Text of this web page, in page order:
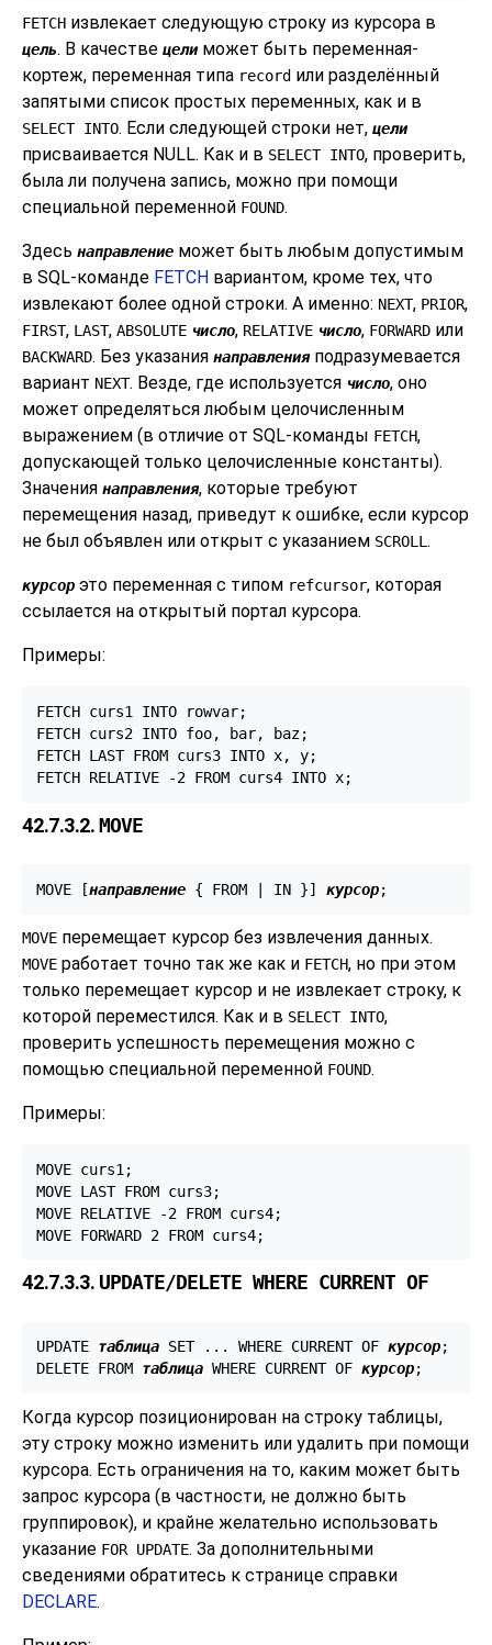
FETCH извлекает следующую строку из курсора в
цель. В качестве цели может быть переменная-
кортеж, переменная типа record или разделённый
запятыми список простых переменных, как и в
SELECT INTO. Если следующей строки нет, цели
присваивается NULL. Как и в SELECT INTO, проверить,
была ли получена запись, можно при помощи
специальной переменной FOUND.
Здесь направление может быть любым допустимым
в SQL-команде FETCH вариантом, кроме тех, что
извлекают более одной строки. А именно: NEXT, PRIOR,
FIRST, LAST, ABSOLUTE число, RELATIVE число, FORWARD или
BACKWARD. Без указания направленияподразумевается
вариант NEXT. Везде, где используется число, оно
может определяться любым целочисленным
выражением (в отличие от SQL-команды FETCH,
допускающей только целочисленные константы).
Значения направления, которые требуют
перемещения назад, приведут к ошибке, если курсор
не был объявлен или открыт с указанием SCROLL.
курсор это переменная с типом refcursor, которая
ссылается на открытый портал курсора.
Примеры:
FETCH curs1 INTO rowvar;
FETCH curs2 INTO foo, bar, baz;
FETCH LAST FROM curs3 INTO x, y;
FETCH RELATIVE -2 FROM curs4 INTO x;
42.7.3.2.MOVE
MOVE [направление { FROM | IN }] курсор;
MOVE перемещает курсор без извлечения данных.
MOVE работает точно так же как и FETCH, но при этом
только перемещает курсор и не извлекает строку, к
которой переместился. Как и в SELECT INTO,
проверить успешность перемещения можно с
помощью специальной переменной FOUND.
Примеры:
MOVE curs1;
MOVE LAST FROM curs3;
MOVE RELATIVE -2 FROM curs4;
MOVE FORWARD 2 FROM curs4;
42.7.3.3. UPDATE/DELETE WHERE CURRENT OF
UPDATE таблица SET ... WHERE CURRENT OF курсор;
DELETE FROM таблица WHERE CURRENT OF курсор;
Когда курсор позиционирован на строку таблицы,
эту строку можно изменить или удалить при помощи
курсора. Есть ограничения на то, каким может быть
запрос курсора (в частности, не должно быть
группировок), и крайне желательно использовать
указание FOR UPDATE. За дополнительными
сведениями обратитесь к странице справки
DECLARE.